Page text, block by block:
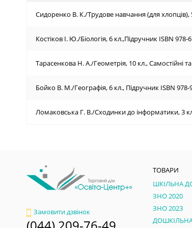
Сидоренко В. К./Трудове навчання (для хлопців),
Костіков І. Ю./Біологія, 6 кл.,Підручник ISBN 978-
Тарасенкова Н. А./Геометрія, 10 кл., Самостійні
Бойко В. М./Географія, 6 кл., Підручник ISBN 978-
Ломаковська Г. В./Сходинки до інформатики, 3
Замовити дзвінок
ТОВАРИ
ШКІЛЬНА
ЗНО 2020
ЗНО 2023
ДОШКІЛЬНА